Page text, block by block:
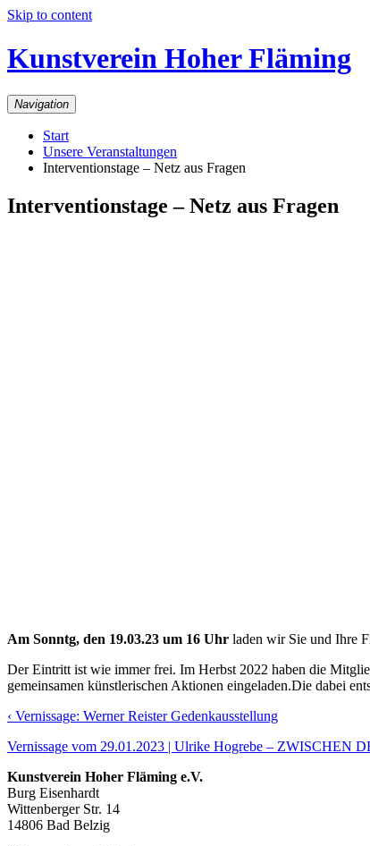
Skip to content
Kunstverein Hoher Fläming
Navigation
Start
Unsere Veranstaltungen
Interventionstage – Netz aus Fragen
Interventionstage – Netz aus Fragen
Am Sonntg, den 19.03.23 um 16 Uhr laden wir Sie und Ihre
Der Eintritt ist wie immer frei. Im Herbst 2022 haben die
gemeinsamen künstlerischen Aktionen eingeladen.Die dabei
‹ Vernissage: Werner Reister Gedenkausstellung
Vernissage vom 29.01.2023 | Ulrike Hogrebe – ZWISCHEN
Kunstverein Hoher Fläming e.V.
Burg Eisenhardt
Wittenberger Str. 14
14806 Bad Belzig